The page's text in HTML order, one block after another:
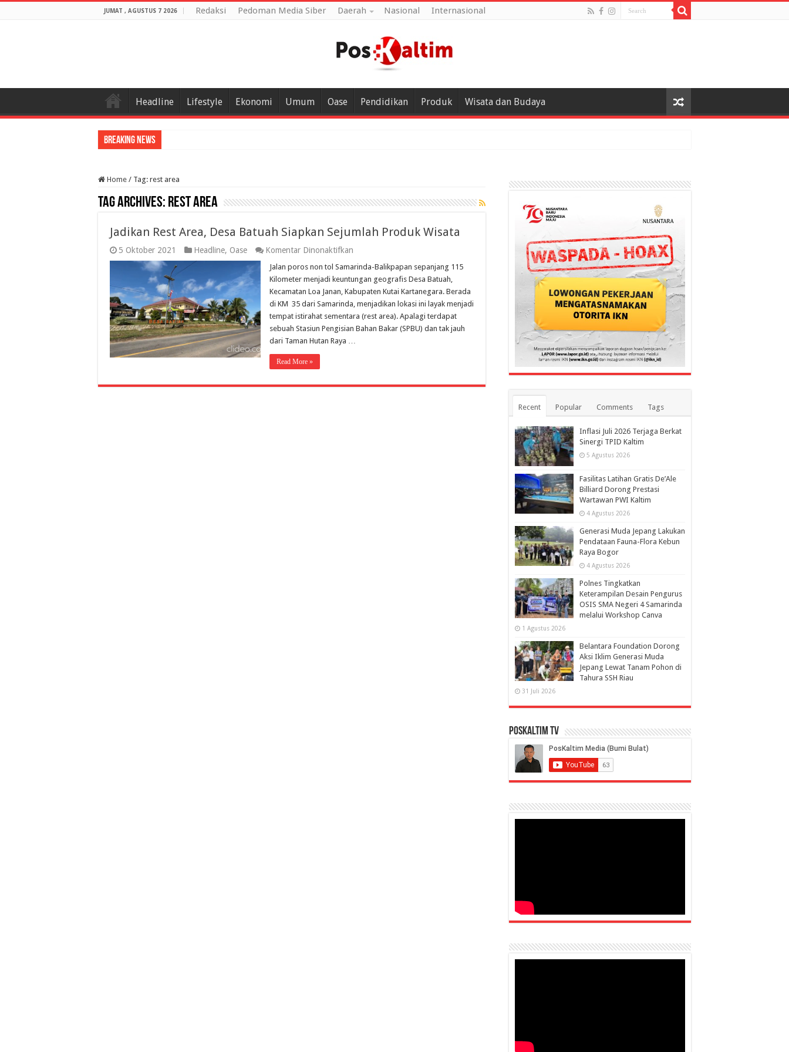
JUMAT , AGUSTUS 7 2026 Redaksi Pedoman Media Siber Daerah Nasional Internasional
Headline Lifestyle Ekonomi Umum Oase Pendidikan Produk Wisata dan Budaya
Breaking News
Home / Tag: rest area
Tag Archives: rest area
Jadikan Rest Area, Desa Batuah Siapkan Sejumlah Produk Wisata
5 Oktober 2021 Headline, Oase Komentar Dinonaktifkan
Rest
Area,
Desa
Batuah
Siapkan
Sejumlah
Produk
Wisata
Jalan poros non tol Samarinda-Balikpapan sepanjang 115
Kilometer menjadi keuntungan geografis Desa Batuah,
Kecamatan Loa Janan, Kabupaten Kutai Kartanegara. Berada
di KM 35 dari Samarinda, menjadikan lokasi ini layak menjadi
tempat istirahat sementara (rest area). Apalagi terdapat
sebuah Stasiun Pengisian Bahan Bakar (SPBU) dan tak jauh
dari Taman Hutan Raya …
Read More »
Recent Popular Comments Tags
Inflasi Juli 2026 Terjaga Berkat
Sinergi TPID Kaltim
5 Agustus 2026
Fasilitas Latihan Gratis De’Ale
Billiard Dorong Prestasi
Wartawan PWI Kaltim
4 Agustus 2026
Generasi Muda Jepang Lakukan
Pendataan Fauna-Flora Kebun
Raya Bogor
4 Agustus 2026
Polnes Tingkatkan
Keterampilan Desain Pengurus
OSIS SMA Negeri 4 Samarinda
melalui Workshop Canva
1 Agustus 2026
Belantara Foundation Dorong
Aksi Iklim Generasi Muda
Jepang Lewat Tanam Pohon di
Tahura SSH Riau
31 Juli 2026
PosKaltim TV